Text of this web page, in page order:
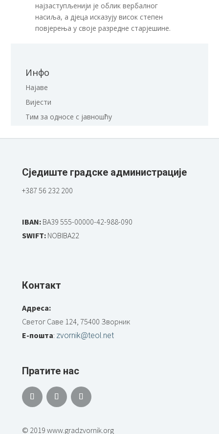
најзаступљенији је облик вербалног
насиља, а дјеца исказују висок степен
повјерења у своје разредне старјешине.
Инфо
Најаве
Вијести
Тим за односе с јавношћу
Сједиште градске администрације
+387 56 232 200
IBAN:BA39 555-00000-42-988-090
SWIFT:NOBIBA22
Контакт
Адреса:
Светог Саве 124, 75400 Зворник
Е-пошта: zvornik@teol.net
Пратите нас
© 2019 www.gradzvornik.org